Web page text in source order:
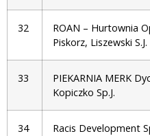
32
ROAN – Hurtownia
Piskorz, Liszewski S.J.
33
PIEKARNIA MERK
Kopiczko Sp.J.
34 Racis Development